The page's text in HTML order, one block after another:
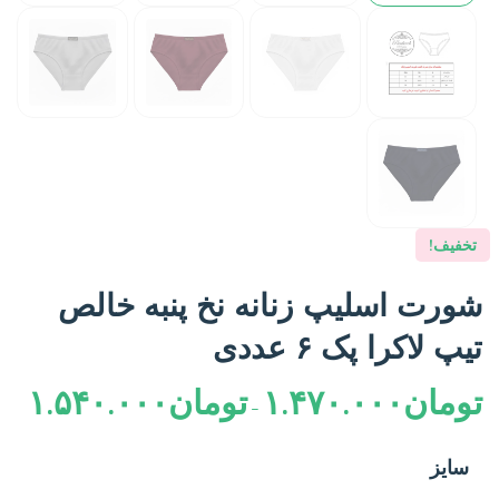
تخفیف!
شورت اسلیپ زنانه نخ پنبه خالص
تیپ لاکرا پک ۶ عددی
تومان۱.۴۷۰.۰۰۰ – تومان۱.۵۴۰.۰۰۰
سایز